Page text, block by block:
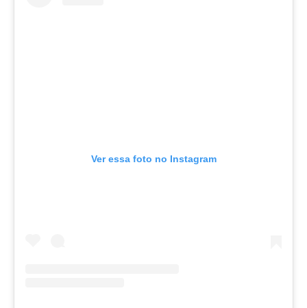
Ver essa foto no Instagram